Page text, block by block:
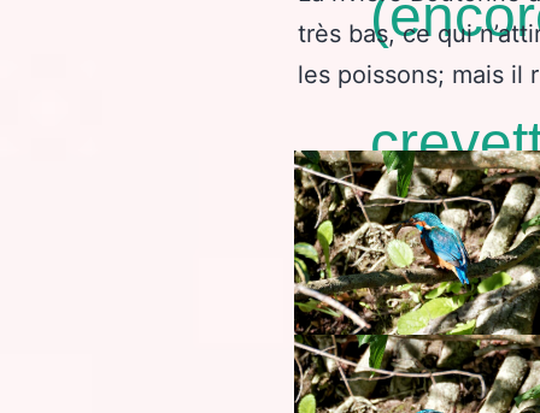
très bas, ce qui
les poissons; mais il